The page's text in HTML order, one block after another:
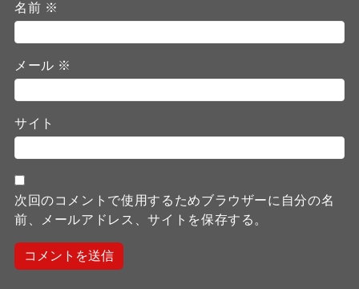
名前 ※
メール ※
サイト
次回のコメントで使用するためブラウザーに自分の名
前、メールアドレス、サイトを保存する。